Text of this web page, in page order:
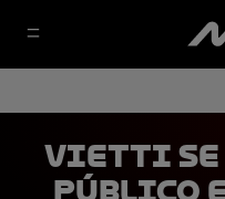
Vietti se
público